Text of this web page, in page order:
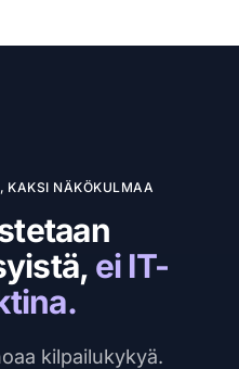
KAKSI NÄKÖKULMAA
ei IT-
kilpailukykyä.